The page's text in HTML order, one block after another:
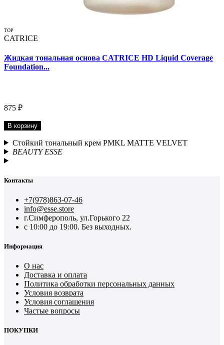
TOP
CATRICE
Жидкая тональная основа CATRICE HD Liquid Coverage
Foundation...
875 ₽
В корзину
Стойкий тональный крем PMKL MATTE VELVET
BEAUTY ESSE
Контакты
+7(978)863-07-46
info@esse.store
г.Симферополь, ул.Горького 22
с 10:00 до 19:00. Без выходных.
Информация
О нас
Доставка и оплата
Политика обработки персональных данных
Условия возврата
Условия соглашения
Частые вопросы
ПОКУПКИ